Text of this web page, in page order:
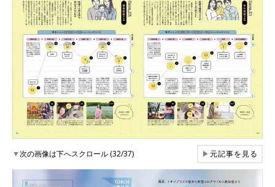
▼次の画像は下へスクロール (32/37) ▶元記事を見る